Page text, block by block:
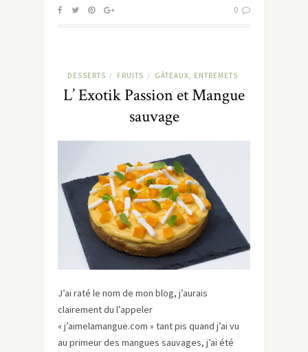
0
DESSERTS / FRUITS / GÂTEAUX, ENTREMETS
L’ Exotik Passion et Mangue
sauvage
J’ai raté le nom de mon blog, j’aurais
clairement du l’appeler
« j’aimelamangue.com » tant pis quand j’ai vu
au primeur des mangues sauvages, j’ai été